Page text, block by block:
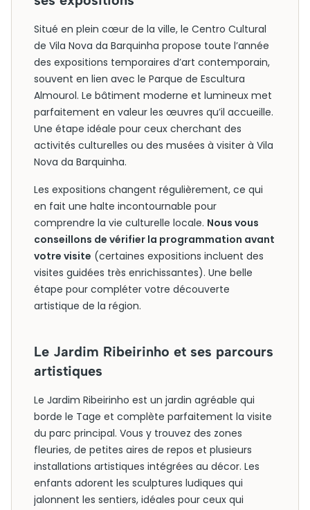
Situé en plein cœur de la ville, le Centro Cultural
de Vila Nova da Barquinha propose toute l’année
des expositions temporaires d’art contemporain,
souvent en lien avec le Parque de Escultura
Almourol. Le bâtiment moderne et lumineux met
parfaitement en valeur les œuvres qu’il accueille.
Une étape idéale pour ceux cherchant des
activités culturelles ou des musées à visiter à Vila
Nova da Barquinha.
Les expositions changent régulièrement, ce qui
en fait une halte incontournable pour
comprendre la vie culturelle locale. Nous vous
conseillons de vérifier la programmation avant
votre visite (certaines expositions incluent des
visites guidées très enrichissantes). Une belle
étape pour compléter votre découverte
artistique de la région.
Le Jardim Ribeirinho et ses parcours
artistiques
Le Jardim Ribeirinho est un jardin agréable qui
borde le Tage et complète parfaitement la visite
du parc principal. Vous y trouvez des zones
fleuries, de petites aires de repos et plusieurs
installations artistiques intégrées au décor. Les
enfants adorent les sculptures ludiques qui
jalonnent les sentiers, idéales pour ceux qui